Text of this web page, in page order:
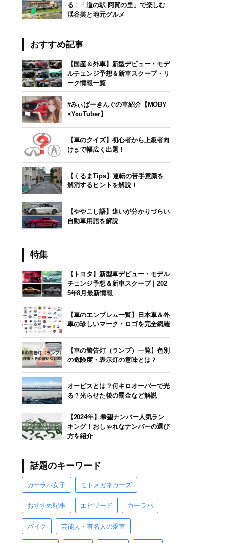
る！「道の駅 阿賀の里」で楽しむ
渓谷美と地元グルメ
おすすめ記事
【国産＆外車】新型デビュー・モデ
ルチェンジ予想＆新車スクープ・リ
ーク情報一覧
#みぃぱーきんぐの車紹介【MOBY
×YouTuber】
【車のクイズ】初心者から上級者向
けまで幅広く出題！
【くるまTips】運転の苦手意識を
解消するヒントを解説！
【ややこし語】違いが分かりづらい
自動車用語を解説
特集
【トヨタ】新型車デビュー・モデル
チェンジ予想＆新車スクープ｜202
5年8月最新情報
【車のエンブレム一覧】日本車＆外
車の珍しいマーク・ロゴを完全網羅
【車の警告灯（ランプ）一覧】色別
の危険度・表示灯の意味とは？
オービスとは？何キロオーバーで光
る？光らせた後の罰金など解説
【2024年】希望ナンバー人気ラン
キング！おしゃれなナンバーの選び
方を紹介
話題のキーワード
カーラバ女子 モトメガネカーズ
おすすめ記事 エピソード カーラバ
バイク 芸能人・有名人の愛車